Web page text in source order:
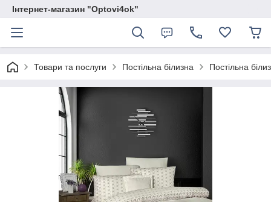
Інтернет-магазин "Optovi4ok"
Товари та послуги Постільна білизна Постільна